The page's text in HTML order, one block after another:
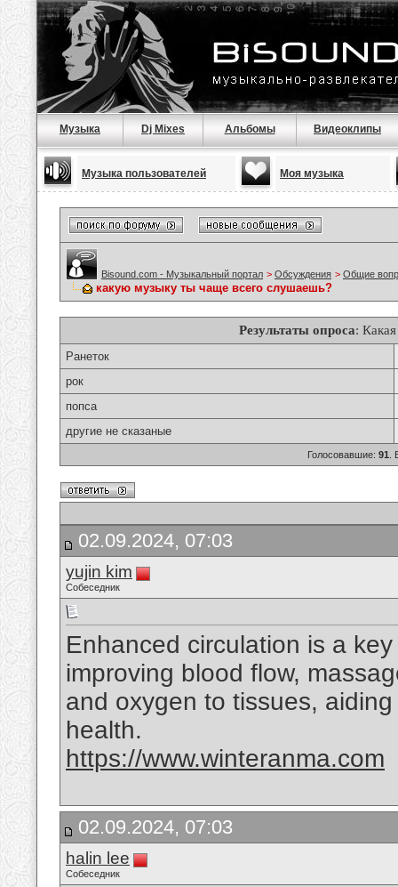
Музыка Dj Mixes Альбомы Видеоклипы
Музыка пользователей Моя музыка
Bisound.com - Музыкальный портал > Обсуждения > Общие
какую музыку ты чаще всего слушаешь?
Результаты опроса:
Ранеток
рок
попса
другие не сказаные
Голосовавшие: 91 .
02.09.2024, 07:03
yujin kim
Собеседник
Enhanced circulation is a
improving blood flow,
and oxygen to tissues,
health.
https://www.winteranma.com
02.09.2024, 07:03
halin lee
Собеседник